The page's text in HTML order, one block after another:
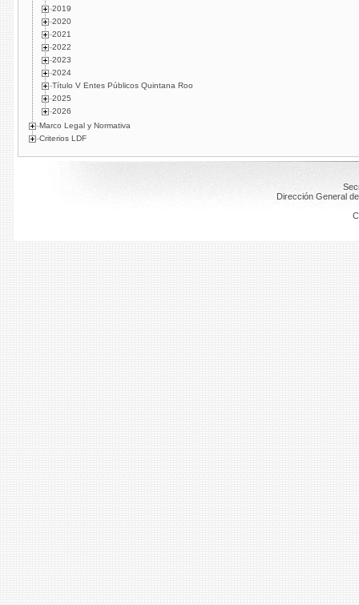
2019
2020
2021
2022
2023
2024
Título V Entes Públicos Quintana Roo
2025
2026
Marco Legal y Normativa
Criterios LDF
Dirección General